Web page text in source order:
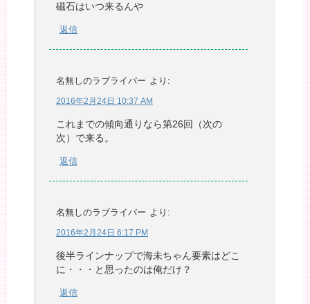
磁石はいつ来るんや
返信
名無しのラブライバー より:
2016年2月24日 10:37 AM
これまでの傾向通りなら第26回（次の
次）で来る。
返信
名無しのラブライバー より:
2016年2月24日 6:17 PM
後半ラインナップで海未ちゃん要素はどこ
に・・・と思ったのは俺だけ？
返信